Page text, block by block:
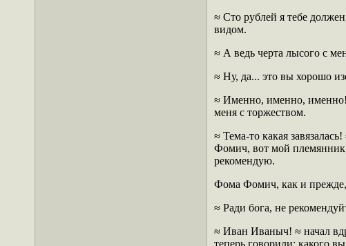
≈ Сто рублей я тебе
видом.
≈ А ведь черта лысого с
≈ Ну, да... это вы хорошо
≈ Именно, именно,
меня с торжеством.
≈ Тема-то какая
Фомич, вот мой
рекомендую.
Фома Фомич, как и
≈ Ради бога, не
≈ Иван Иваныч! ≈ начал
теперь говорили: какого